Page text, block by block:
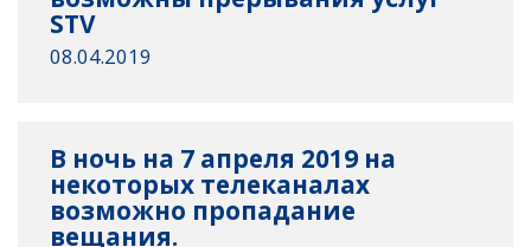
STV
08.04.2019
В ночь на 7 апреля 2019 на
некоторых телеканалах
возможно пропадание
вещания.